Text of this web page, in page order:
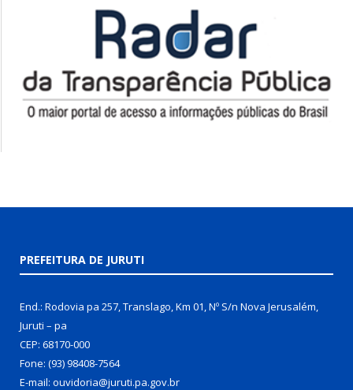
PREFEITURA DE JURUTI
End.: Rodovia pa 257, Translago, Km 01, Nº S/n Nova Jerusalém,
Juruti – pa
CEP: 68170-000
Fone: (93) 98408-7564
E-mail: ouvidoria@juruti.pa.gov.br